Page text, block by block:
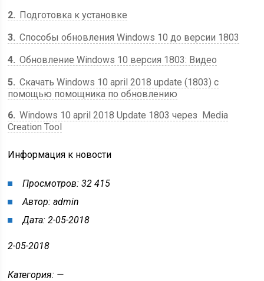
2
Подготовка к установке
3 Способы обновления Windows 10 до версии 1803
4 Обновление Windows 10 версия 1803: Видео
5 Скачать Windows 10 april 2018 update (1803) с
помощью помощника по обновлению
6 Windows 10 april 2018 Update 1803 через Media
Creation Tool
Информация к новости
Просмотров: 32 415
Автор: admin
Дата: 2-05-2018
2-05-2018
Категория: —